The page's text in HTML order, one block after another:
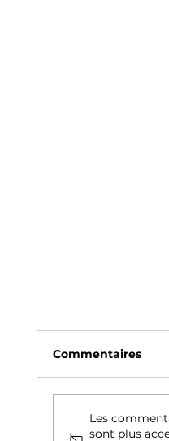
Commentaires
Les
sont plus